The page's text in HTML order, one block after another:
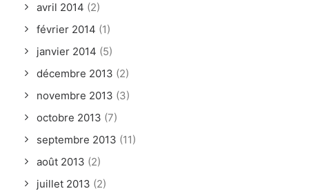
avril 2014 (2)
février 2014 (1)
janvier 2014 (5)
décembre 2013 (2)
novembre 2013 (3)
octobre 2013 (7)
septembre 2013 (11)
août 2013 (2)
juillet 2013 (2)